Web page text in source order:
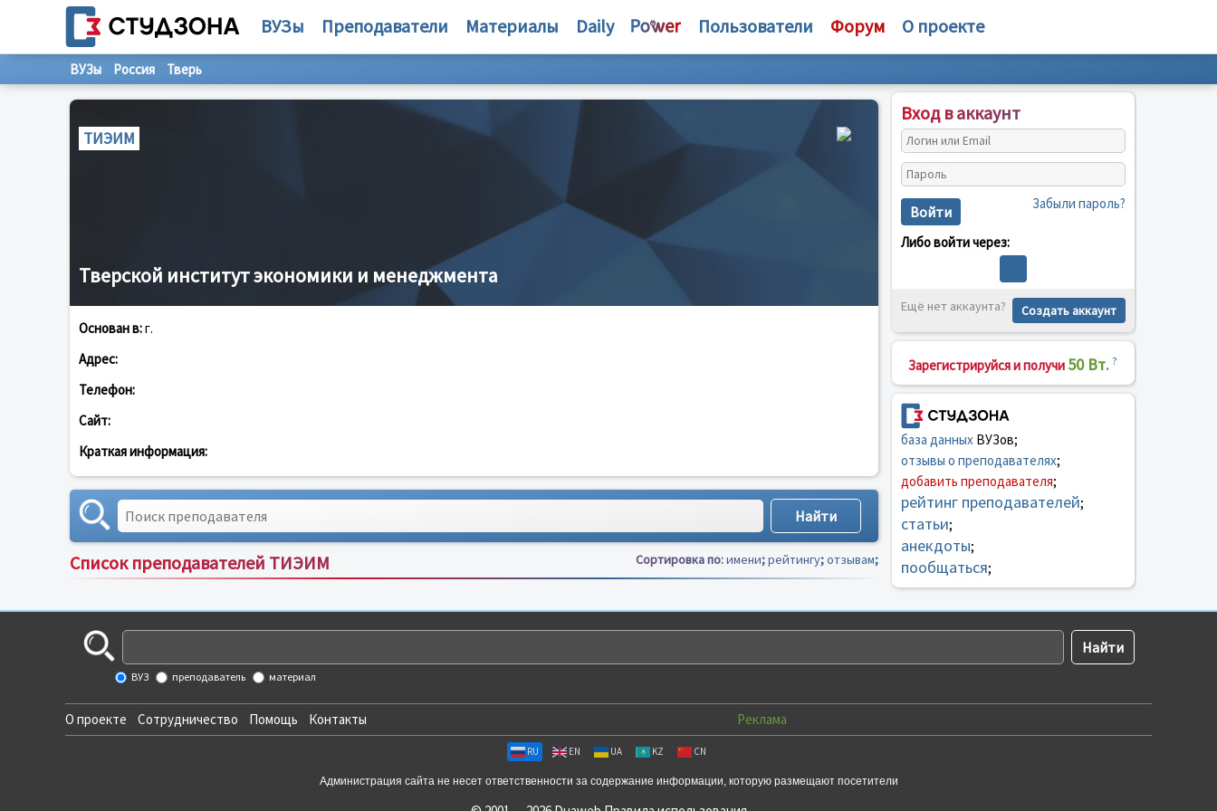
ВУЗы Преподаватели Материалы Daily Пользователи Форум О проекте
ВУЗы Россия Тверь
ТИЭИМ
Тверской институт экономики и менеджмента
Основан в:г.
Адрес:
Телефон:
Сайт:
Краткая информация:
Список преподавателей ТИЭИМ Сортировка по:имени;рейтингу;отзывам;
Вход в аккаунт
Войти Забыли пароль?
Либо войти через:
Ещё нет аккаунта? Создать аккаунт
Зарегистрируйся и получи 50 Вт. ?
база данныхВУЗов;
отзывы о преподавателях;
добавить преподавателя;
рейтинг преподавателей;
статьи;
анекдоты;
пообщаться;
ВУЗ преподаватель материал
О проекте Сотрудничество Помощь Контакты Реклама
RU EN UA KZ CN
Администрация сайта не несет ответственности за содержание информации, которую размещают посетители